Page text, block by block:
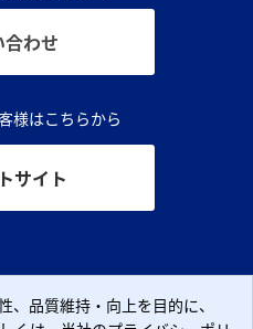
合わせ
様はこちらから
サイト
、品質維持・向上を目的に、
、品質維持・向上を目的に、